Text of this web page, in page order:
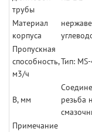
трубы
Материал
корпуса
Пропускная
способность,
м3/ч
Тип:
B, мм
резьба
Примечание